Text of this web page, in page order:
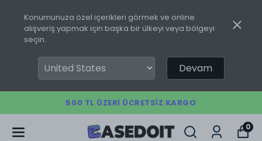
Konumunuza özel içerikleri görmek ve online
alışveriş yapmak için başka bir ülkeyi veya bölgeyi
seçin.
Devam
500 TL ÜZERI ÜCRETSIZ KARGO
0